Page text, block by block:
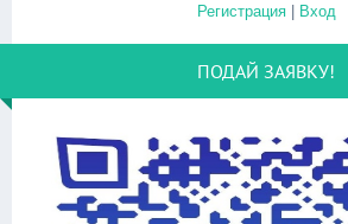
Регистрация| Вход
ПОДАЙ ЗАЯВКУ!